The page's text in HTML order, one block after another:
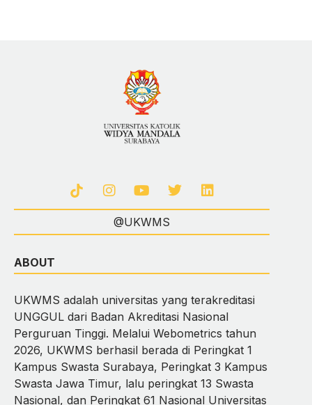
@UKWMS
ABOUT
UKWMS adalah universitas yang terakreditasi
UNGGUL dari Badan Akreditasi Nasional
Perguruan Tinggi. Melalui Webometrics tahun
2026, UKWMS berhasil berada di Peringkat 1
Kampus Swasta Surabaya, Peringkat 3 Kampus
Swasta Jawa Timur, lalu peringkat 13 Swasta
Nasional, dan Peringkat 61 Nasional Universitas